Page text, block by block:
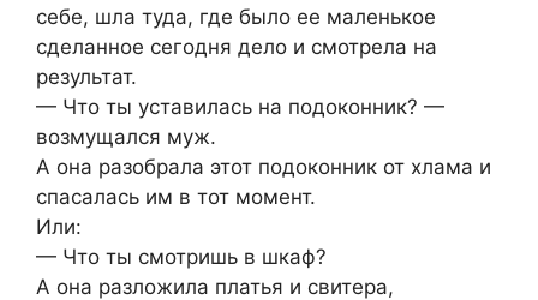
себе, шла туда, где было ее маленькое
сделанное сегодня дело и смотрела на
результат.
— Что ты уставилась на подоконник? —
возмущался муж.
А она разобрала этот подоконник от хлама и
спасалась им в тот момент.
Или:
— Что ты смотришь в шкаф?
А она разложила платья и свитера,